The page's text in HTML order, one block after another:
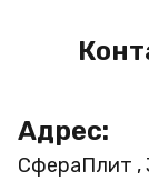
Адрес:
СфераПлит ,